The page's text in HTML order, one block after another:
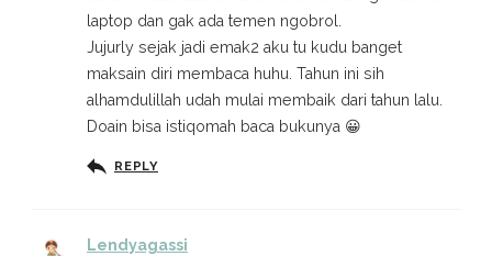
laptop dan gak ada temen ngobrol.
Jujurly sejak jadi emak2 aku tu kudu banget
maksain diri membaca huhu. Tahun ini sih
alhamdulillah udah mulai membaik dari tahun lalu.
Doain bisa istiqomah baca bukunya 😀
REPLY
Lendyagassi